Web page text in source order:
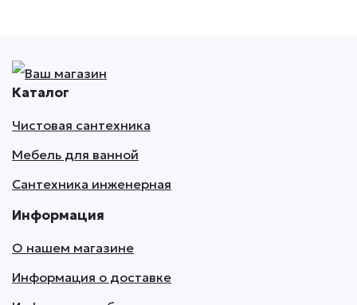
Каталог
Чистовая сантехника
Мебель для ванной
Сантехника инженерная
Информация
О нашем магазине
Информация о доставке